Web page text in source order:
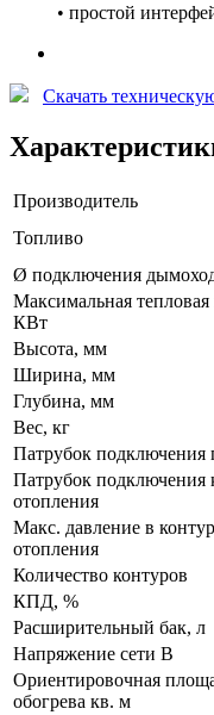
• простой
Скачать
Производитель
Топливо
Ø подключения
Максимальная
КВт
Высота, мм
Ширина, мм
Глубина, мм
Вес, кг
Патрубок подключения
Патрубок подключения
отопления
Макс. давление в
отопления
Количество контуров
КПД, %
Расширительный бак, л
Напряжение сети В
Ориентировочная
обогрева кв. м